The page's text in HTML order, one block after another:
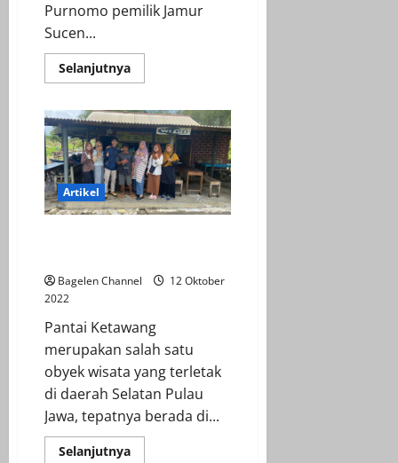
Purnomo pemilik Jamur
Sucen...
SelanjutnyaRead
more
Limbah
Dedak
dan
Gergaji
Kayu
Sebagai
Media
Budidaya
Jamur
Artikel
Bagelen Channel
12 Oktober
2022
Pantai Ketawang
merupakan salah satu
obyek wisata yang terletak
di daerah Selatan Pulau
Jawa, tepatnya berada di...
SelanjutnyaRead